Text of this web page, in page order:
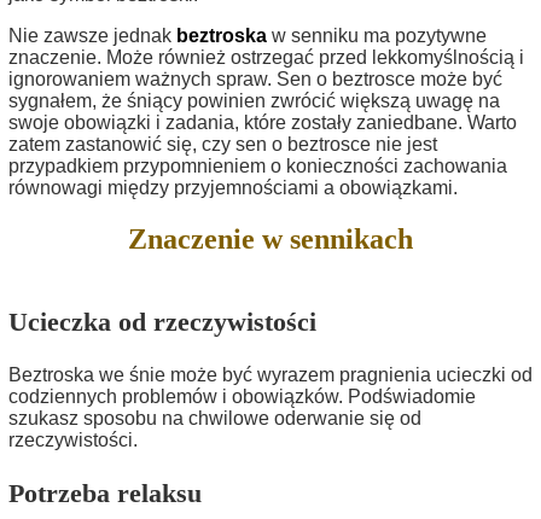
Nie zawsze jednak beztroska w senniku ma pozytywne
znaczenie. Może również ostrzegać przed lekkomyślnością i
ignorowaniem ważnych spraw. Sen o beztrosce może być
sygnałem, że śniący powinien zwrócić większą uwagę na
swoje obowiązki i zadania, które zostały zaniedbane. Warto
zatem zastanowić się, czy sen o beztrosce nie jest
przypadkiem przypomnieniem o konieczności zachowania
równowagi między przyjemnościami a obowiązkami.
Znaczenie w sennikach
Ucieczka od rzeczywistości
Beztroska we śnie może być wyrazem pragnienia ucieczki od
codziennych problemów i obowiązków. Podświadomie
szukasz sposobu na chwilowe oderwanie się od
rzeczywistości.
Potrzeba relaksu